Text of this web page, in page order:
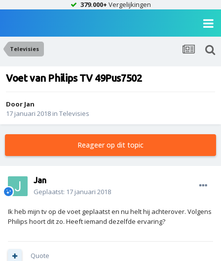
379.000+ Vergelijkingen
Televisies
Voet van Philips TV 49Pus7502
Door Jan
17 januari 2018 in Televisies
Reageer op dit topic
Jan
Geplaatst: 17 januari 2018
Ik heb mijn tv op de voet geplaatst en nu helt hij achterover. Volgens
Philips hoort dit zo. Heeft iemand dezelfde ervaring?
Quote